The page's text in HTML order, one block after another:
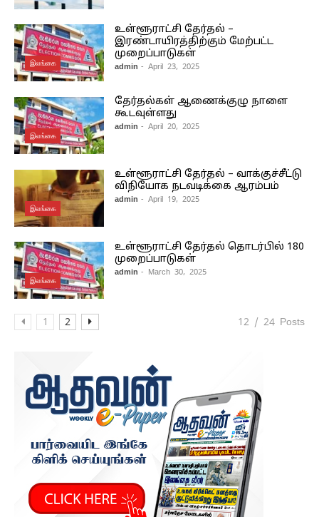
இலங்கை
உள்ளூராட்சி தேர்தல் –
இரண்டாயிரத்திற்கும் மேற்பட்ட
முறைப்பாடுகள்
admin - April 23, 2025
இலங்கை
தேர்தல்கள் ஆணைக்குழு நாளை
கூடவுள்ளது
admin - April 20, 2025
இலங்கை
உள்ளூராட்சி தேர்தல் – வாக்குச்சீட்டு
விநியோக நடவடிக்கை ஆரம்பம்
admin - April 19, 2025
இலங்கை
உள்ளூராட்சி தேர்தல் தொடர்பில் 180
முறைப்பாடுகள்
admin - March 30, 2025
1 2 12 / 24 Posts